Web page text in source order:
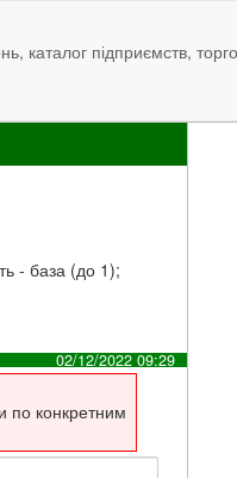
каталог підприємств,
- база (до 1);
02/12/2022 09:29
по конкретним